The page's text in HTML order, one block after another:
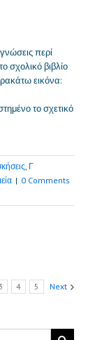
περί
βιβλίο
εικόνα:
το σχετικό
, Γ
| 0 Comments
4 5 Next